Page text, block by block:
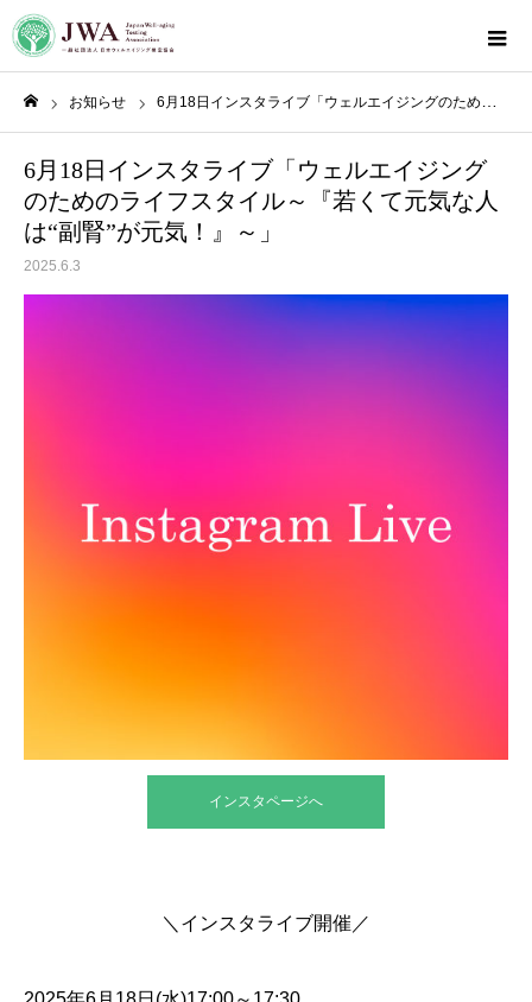
お知らせ 6月18日インスタライブ「ウェルエイジングのためのライフスタイル～『若くて元気な人は“副腎”が元気！』～」
6月18日インスタライブ「ウェルエイジング
のためのライフスタイル～『若くて元気な人
は“副腎”が元気！』～」
2025.6.3
インスタページへ
＼インスタライブ開催／